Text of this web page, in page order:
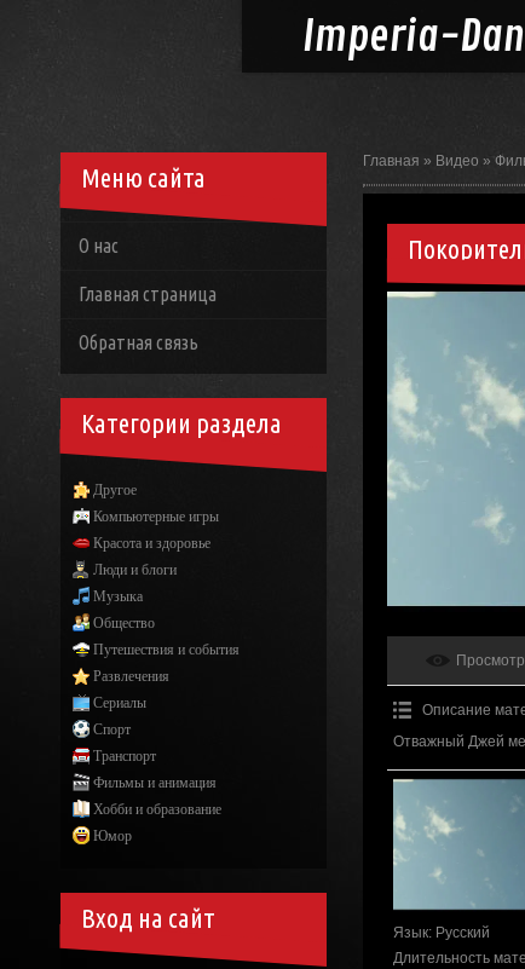
Imperia-
Главная » Видео »
Описание
Отважный Джей
Язык: Русский
Длительность
Меню сайта
О нас
Главная страница
Обратная связь
Категории раздела
Другое
Компьютерные игры
Красота и здоровье
Люди и блоги
Музыка
Общество
Путешествия и события
Развлечения
Сериалы
Спорт
Транспорт
Фильмы и анимация
Хобби и образование
Юмор
Вход на сайт